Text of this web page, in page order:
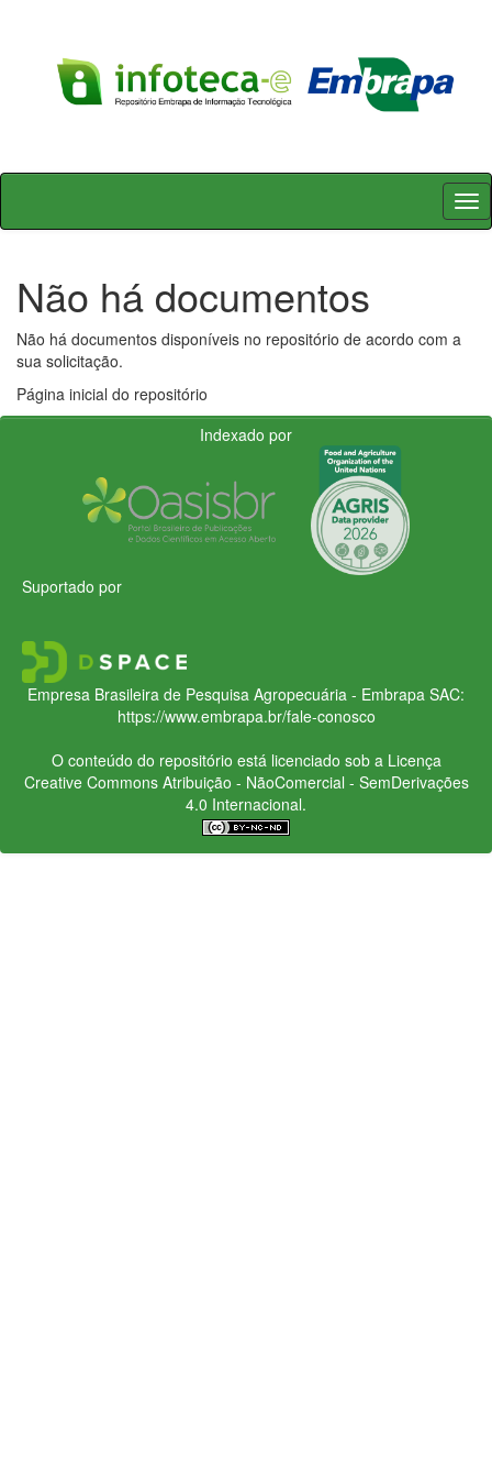
Skip
Não há documentos
Não há documentos disponíveis no repositório de acordo com a
sua solicitação.
Página inicial do repositório
Indexado por
Suportado por
Empresa Brasileira de Pesquisa Agropecuária - Embrapa SAC:
https://www.embrapa.br/fale-conosco
O conteúdo do repositório está licenciado sob a Licença
Creative CommonsAtribuição - NãoComercial - SemDerivações
4.0 Internacional.